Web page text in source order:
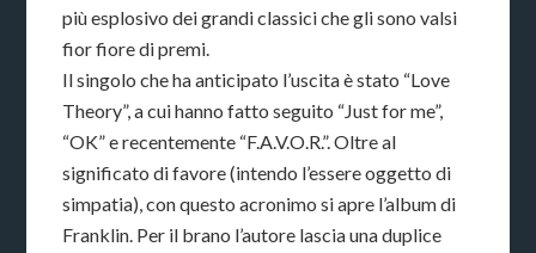
più esplosivo dei grandi classici che gli sono valsi
fior fiore di premi.
Il singolo che ha anticipato l’uscita è stato “Love
Theory”, a cui hanno fatto seguito “Just for me”,
“OK” e recentemente “F.A.V.O.R.”. Oltre al
significato di favore (intendo l’essere oggetto di
simpatia), con questo acronimo si apre l’album di
Franklin. Per il brano l’autore lascia una duplice